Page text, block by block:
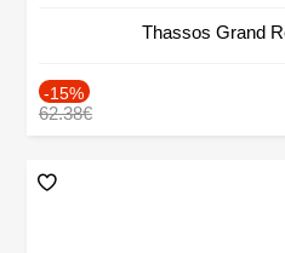
Thassos Grand
-15%
62.38€